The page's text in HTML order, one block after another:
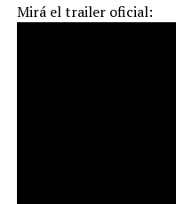
Mirá el trailer oficial: